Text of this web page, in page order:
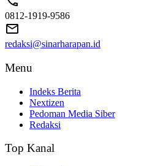
0812-1919-9586
redaksi@sinarharapan.id
Menu
Indeks Berita
Nextizen
Pedoman Media Siber
Redaksi
Top Kanal